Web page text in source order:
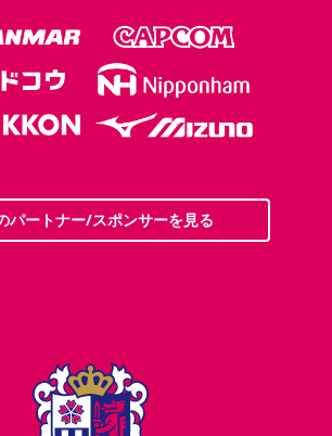
パートナー/スポンサーを見る